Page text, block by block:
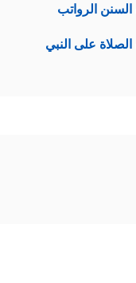
السنن الرواتب
الصلاة على النبي